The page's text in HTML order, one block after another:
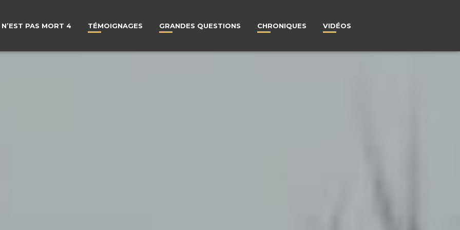
PAS MORT 4 TÉMOIGNAGES GRANDES QUESTIONS CHRONIQUES VIDÉOS